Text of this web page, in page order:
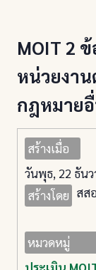
MOIT 2
หน่วยงา
กฎหมาย
สร้างเมื่อ
วันพุธ, 22 ธัน
สร้างโดย สส
หมวดหมู่